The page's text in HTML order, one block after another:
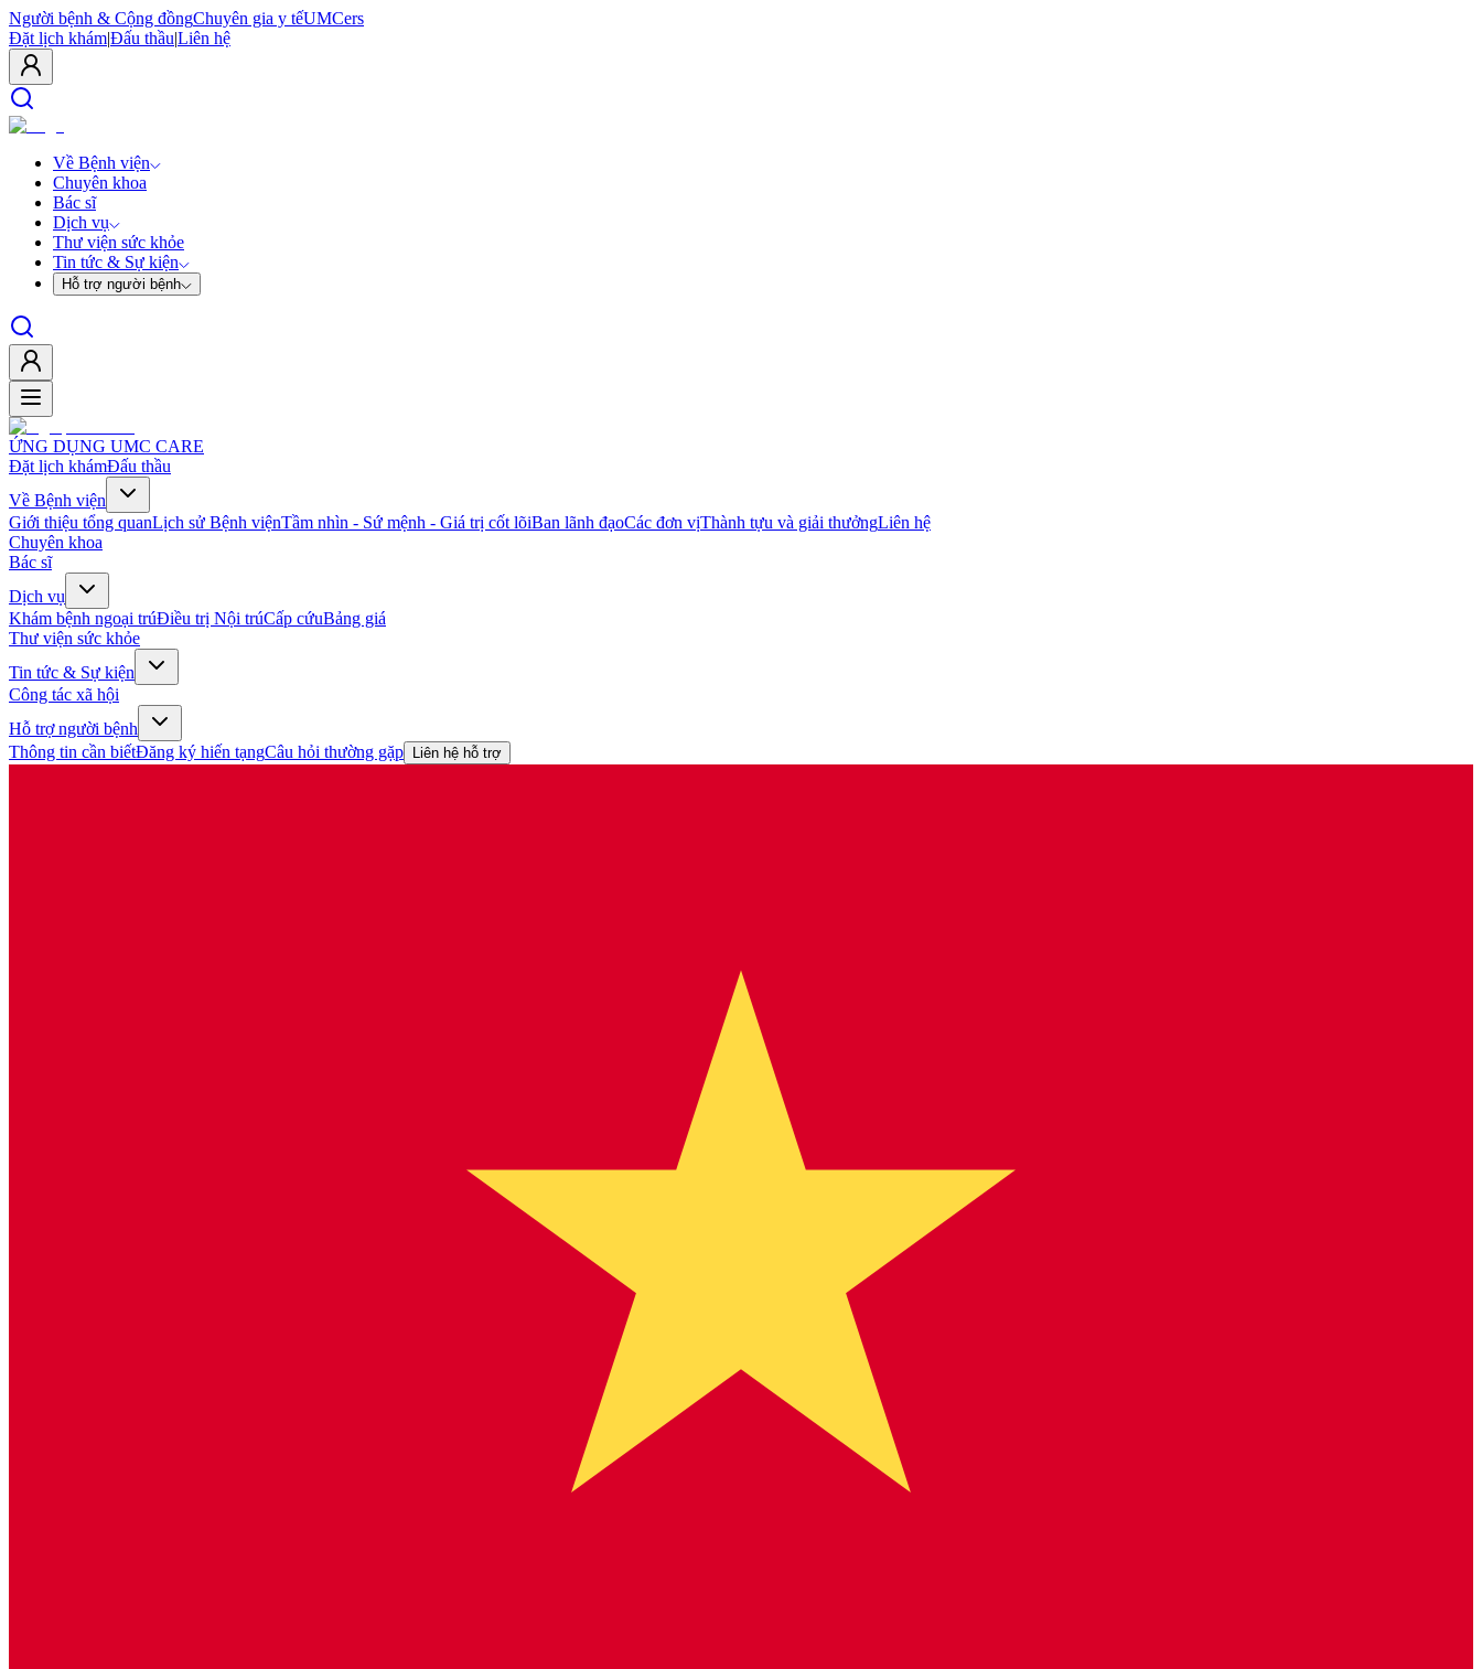
Người bệnh & Cộng đồngChuyên gia y tếUMCers
Đặt lịch khám|Đấu thầu|Liên hệ
Về Bệnh viện
Chuyên khoa
Bác sĩ
Dịch vụ
Thư viện sức khỏe
Tin tức & Sự kiện
Hỗ trợ người bệnh
ỨNG DỤNG UMC CARE
Đặt lịch khámĐấu thầu
Về Bệnh viện
Giới thiệu tổng quanLịch sử Bệnh việnTầm nhìn - Sứ mệnh - Giá trị cốt lõiBan lãnh đạoCác đơn vịThành tựu và giải thưởngLiên hệ
Chuyên khoa
Bác sĩ
Dịch vụ
Khám bệnh ngoại trúĐiều trị Nội trúCấp cứuBảng giá
Thư viện sức khỏe
Tin tức & Sự kiện
Công tác xã hội
Hỗ trợ người bệnh
Thông tin cần biếtĐăng ký hiến tạngCâu hỏi thường gặp Liên hệ hỗ trợ